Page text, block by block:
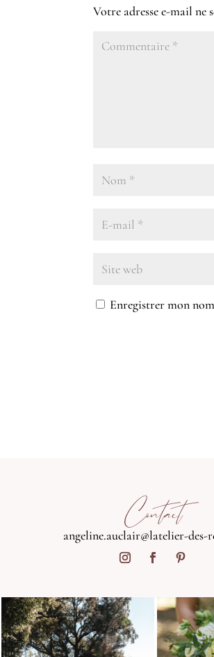
Votre adresse e-mail ne
Enregistrer mon
Contact
angeline.auclair@latelier-des-